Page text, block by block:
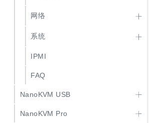
网络
系统
IPMI
FAQ
NanoKVM USB
NanoKVM Pro